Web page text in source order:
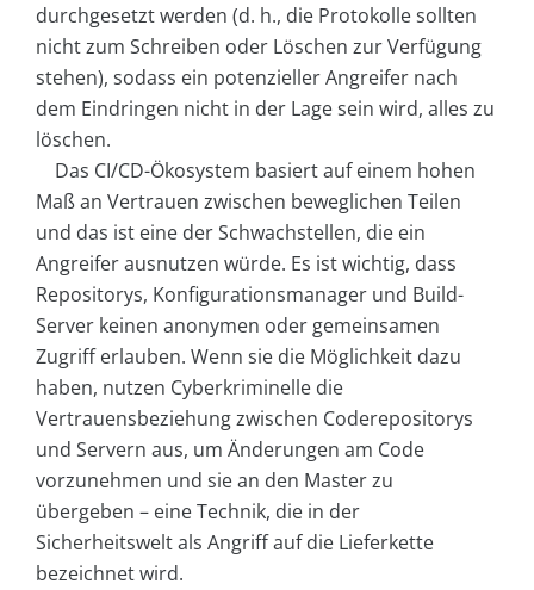
durchgesetzt werden (d. h., die Protokolle sollten
nicht zum Schreiben oder Löschen zur Verfügung
stehen), sodass ein potenzieller Angreifer nach
dem Eindringen nicht in der Lage sein wird, alles zu
löschen.
Das CI/CD-Ökosystem basiert auf einem hohen
Maß an Vertrauen zwischen beweglichen Teilen
und das ist eine der Schwachstellen, die ein
Angreifer ausnutzen würde. Es ist wichtig, dass
Repositorys, Konfigurationsmanager und Build-
Server keinen anonymen oder gemeinsamen
Zugriff erlauben. Wenn sie die Möglichkeit dazu
haben, nutzen Cyberkriminelle die
Vertrauensbeziehung zwischen Coderepositorys
und Servern aus, um Änderungen am Code
vorzunehmen und sie an den Master zu
übergeben – eine Technik, die in der
Sicherheitswelt als Angriff auf die Lieferkette
bezeichnet wird.